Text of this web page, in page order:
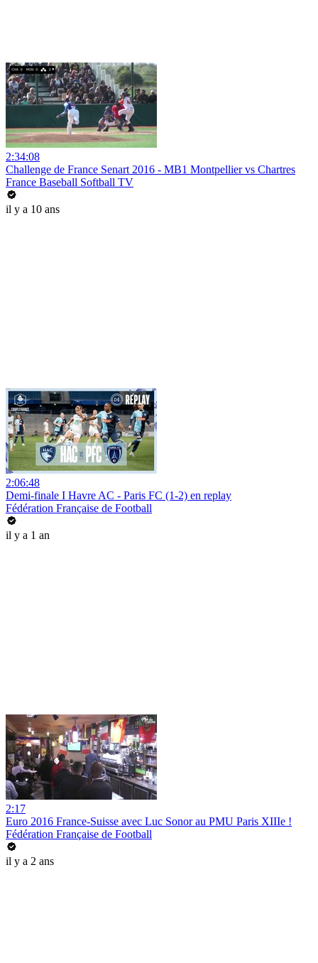
2:34:08
Challenge de France Senart 2016 - MB1 Montpellier vs Chartres
France Baseball Softball TV
il y a 10 ans
2:06:48
Demi-finale I Havre AC - Paris FC (1-2) en replay
Fédération Française de Football
il y a 1 an
2:17
Euro 2016 France-Suisse avec Luc Sonor au PMU Paris XIIIe !
Fédération Française de Football
il y a 2 ans